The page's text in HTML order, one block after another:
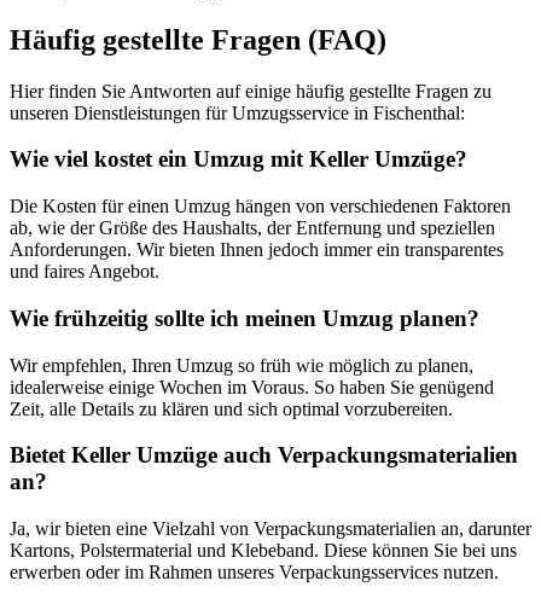
Häufig gestellte Fragen (FAQ)
Hier finden Sie Antworten auf einige häufig gestellte Fragen zu
unseren Dienstleistungen für Umzugsservice in Fischenthal:
Wie viel kostet ein Umzug mit Keller Umzüge?
Die Kosten für einen Umzug hängen von verschiedenen Faktoren
ab, wie der Größe des Haushalts, der Entfernung und speziellen
Anforderungen. Wir bieten Ihnen jedoch immer ein transparentes
und faires Angebot.
Wie frühzeitig sollte ich meinen Umzug planen?
Wir empfehlen, Ihren Umzug so früh wie möglich zu planen,
idealerweise einige Wochen im Voraus. So haben Sie genügend
Zeit, alle Details zu klären und sich optimal vorzubereiten.
Bietet Keller Umzüge auch Verpackungsmaterialien
an?
Ja, wir bieten eine Vielzahl von Verpackungsmaterialien an, darunter
Kartons, Polstermaterial und Klebeband. Diese können Sie bei uns
erwerben oder im Rahmen unseres Verpackungsservices nutzen.